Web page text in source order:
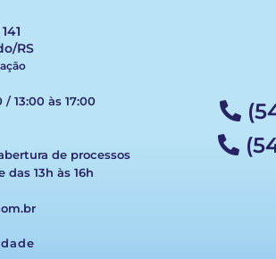
RS
/ 13:00 às 17:00
de processos
13h às 16h